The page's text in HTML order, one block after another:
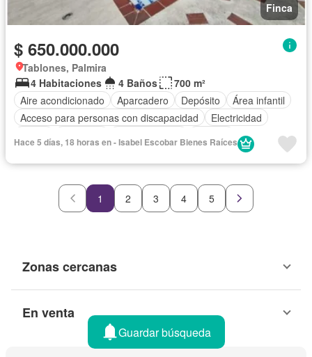
Finca
$ 650.000.000
Tablones, Palmira
4 Habitaciones
4 Baños
700 m²
Aire acondicionado
Aparcadero Depósito
Área infantil
Acceso para personas con discapacidad
Electricidad
Seguridad privada
Cuarto de servicio
Piscina Agua Patio
Hace 5 días, 18 horas en - Isabel Escobar Bienes Raíces
1 2 3 4 5
Zonas cercanas
En venta
Guardar búsqueda